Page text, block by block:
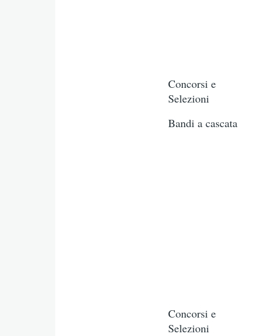
Concorsi e
Selezioni
Bandi a cascata
Concorsi e
Selezioni